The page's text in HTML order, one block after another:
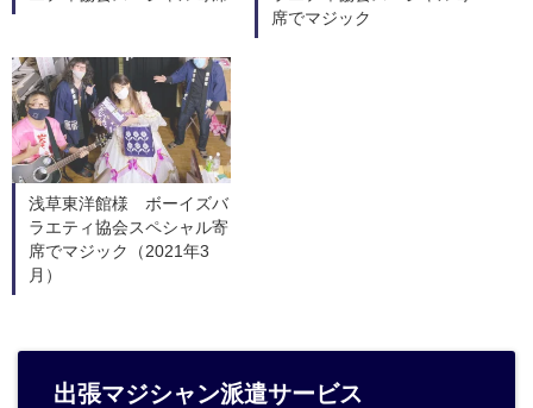
席でマジック
浅草東洋館様 ボーイズバ
ラエティ協会スペシャル寄
席でマジック（2021年3
月）
出張マジシャン派遣サービス